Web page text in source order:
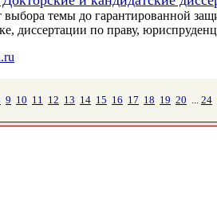
выбора темы до гарантированной
диссертации по праву,
9 10 11 12 13 14 15 16 17 18 19 20 ... 24